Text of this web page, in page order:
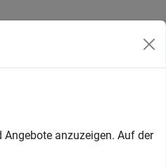
anzuzeigen. Auf der